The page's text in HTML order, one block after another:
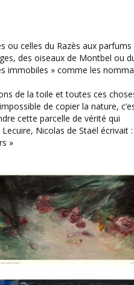
ou celles du Razès aux parfums
des oiseaux de Montbel ou
immobiles » comme les
de la toile et toutes ces
de copier la nature,
cette parcelle de vérité qui
Nicolas de Staël écrivait
»